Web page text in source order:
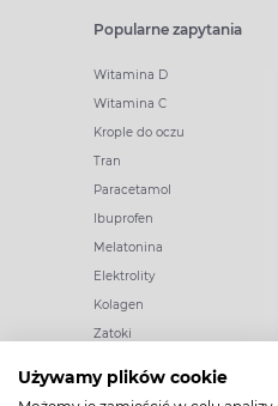
Używamy plików cookie
Popularne zapytania
Witamina D
Witamina C
Krople do oczu
Tran
Paracetamol
Ibuprofen
Melatonina
Elektrolity
Kolagen
Zatoki